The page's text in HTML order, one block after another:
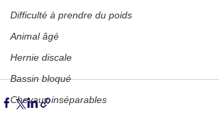
Difficulté à prendre du poids
Animal âgé
Hernie discale
Bassin bloqué
Chevaux inséparables